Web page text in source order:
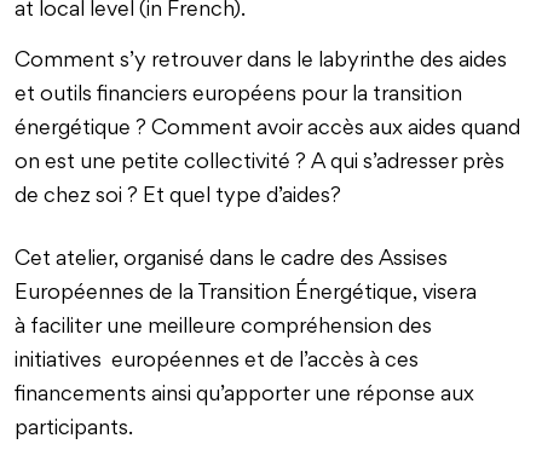
at local level (in French).
Comment s’y retrouver dans le labyrinthe des aides
et outils financiers européens pour la transition
énergétique ? Comment avoir accès aux aides quand
on est une petite collectivité ? A qui s’adresser près
de chez soi ? Et quel type d’aides?
Cet atelier, organisé dans le cadre des Assises
Européennes de la Transition Énergétique, visera
à faciliter une meilleure compréhension des
initiatives européennes et de l’accès à ces
financements ainsi qu’apporter une réponse aux
participants.